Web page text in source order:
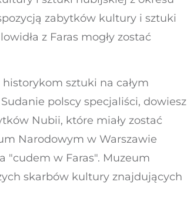
zabytków kultury i sztuki
z Faras mogły zostać
sztuki na całym
polscy specjaliści, dowiesz
Nubii, które miały zostać
Narodowym w Warszawie
"cudem w Faras". Muzeum
skarbów kultury znajdujących